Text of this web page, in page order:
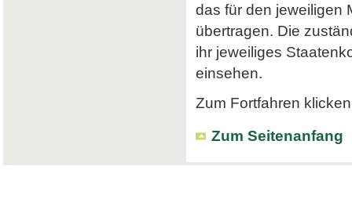
das für den jeweiligen
übertragen. Die
ihr jeweiliges
einsehen.
Zum Fortfahren
Zum Seitenanfang